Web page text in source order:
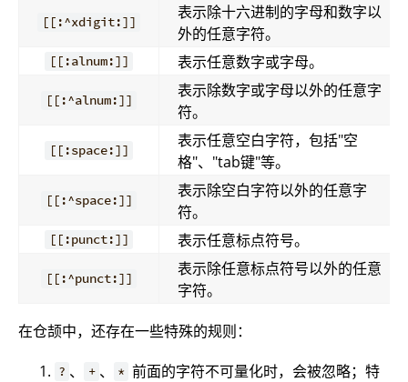
[[:^xdigit:]]
表示除十六进制的字母和数字以
外的任意字符。
[[:alnum:]] 表示任意数字或字母。
[[:^alnum:]]
表示除数字或字母以外的任意字
符。
[[:space:]]
表示任意空白字符，包括"空
格"、"tab键"等。
[[:^space:]]
表示除空白字符以外的任意字
符。
[[:punct:]] 表示任意标点符号。
[[:^punct:]]
表示除任意标点符号以外的任意
字符。
在仓颉中，还存在一些特殊的规则：
? 、 + 、 * 前面的字符不可量化时，会被忽略；特